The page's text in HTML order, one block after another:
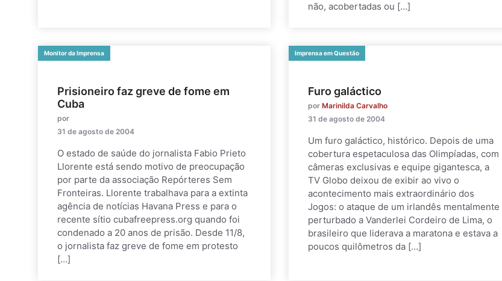
não, acobertadas ou […]
Monitor da Imprensa
Prisioneiro faz greve de fome em
Cuba
por
31 de agosto de 2004
O estado de saúde do jornalista Fabio Prieto
Llorente está sendo motivo de preocupação
por parte da associação Repórteres Sem
Fronteiras. Llorente trabalhava para a extinta
agência de notícias Havana Press e para o
recente sítio cubafreepress.org quando foi
condenado a 20 anos de prisão. Desde 11/8,
o jornalista faz greve de fome em protesto
[…]
Imprensa em Questão
Furo galáctico
por Marinilda Carvalho
31 de agosto de 2004
Um furo galáctico, histórico. Depois de uma
cobertura espetaculosa das Olimpíadas, com
câmeras exclusivas e equipe gigantesca, a
TV Globo deixou de exibir ao vivo o
acontecimento mais extraordinário dos
Jogos: o ataque de um irlandês mentalmente
perturbado a Vanderlei Cordeiro de Lima, o
brasileiro que liderava a maratona e estava a
poucos quilômetros da […]